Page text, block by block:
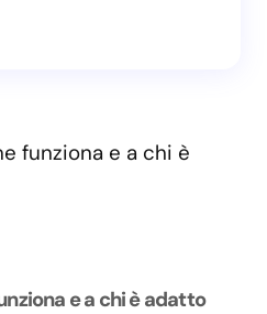
e a chi è adatto